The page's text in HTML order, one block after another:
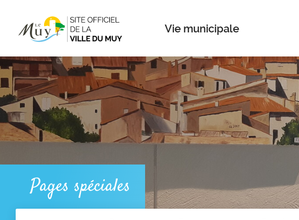
Vie municipale
Pages spéciales